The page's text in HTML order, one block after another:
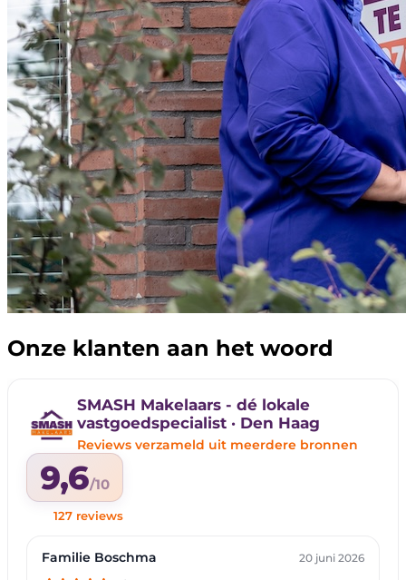
Onze klanten aan het woord